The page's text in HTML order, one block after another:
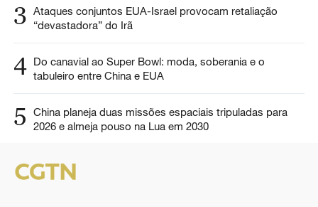
3 Ataques conjuntos EUA-Israel provocam retaliação
“devastadora” do Irã
4 Do canavial ao Super Bowl: moda, soberania e o
tabuleiro entre China e EUA
5
China planeja duas missões espaciais tripuladas para
2026 e almeja pouso na Lua em 2030